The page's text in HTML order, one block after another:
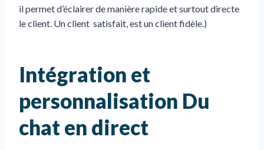
il permet d’éclairer de manière rapide et surtout directe
le client. Un client satisfait, est un client fidèle.)
Intégration et
personnalisation Du
chat en direct